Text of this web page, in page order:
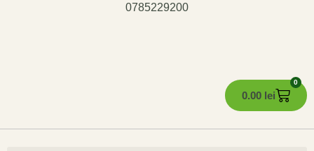
0785229200
0.00 lei
0